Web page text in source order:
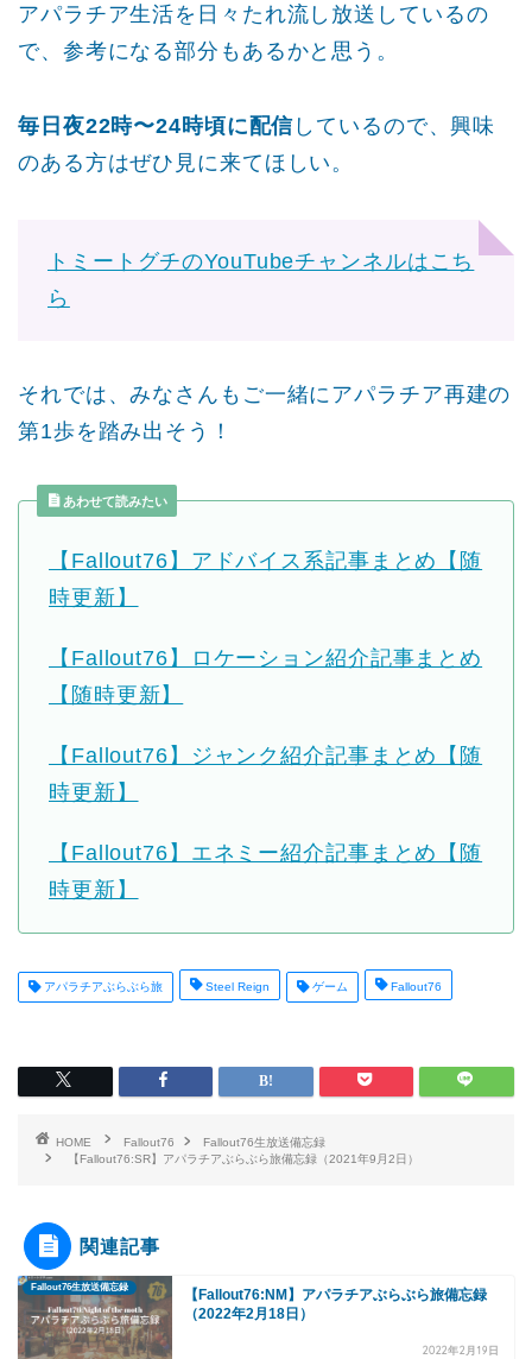
アパラチア生活を日々たれ流し放送しているの
で、参考になる部分もあるかと思う。
毎日夜22時〜24時頃に配信 しているので、興味
のある方はぜひ見に来てほしい。
トミートグチのYouTubeチャンネルはこち
ら
それでは、みなさんもご一緒にアパラチア再建の
第1歩を踏み出そう！
あわせて読みたい
【Fallout76】アドバイス系記事まとめ【随
時更新】
【Fallout76】ロケーション紹介記事まとめ
【随時更新】
【Fallout76】ジャンク紹介記事まとめ【随
時更新】
【Fallout76】エネミー紹介記事まとめ【随
時更新】
アパラチアぶらぶら旅 Steel Reign ゲーム Fallout76
HOME Fallout76
Fallout76生放送備忘録
【Fallout76:SR】アパラチアぶらぶら旅備忘録（2021年9月2日）
関連記事
Fallout76生放送備忘録
【Fallout76:NM】アパラチアぶらぶら旅備忘録
（2022年2月18日）
2022年2月19日